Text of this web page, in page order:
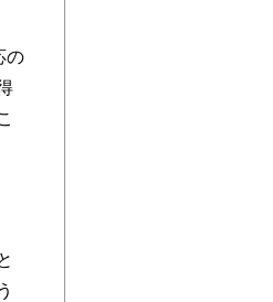
の